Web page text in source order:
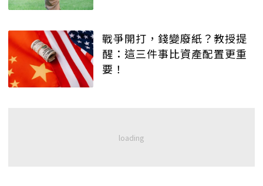
戰爭開打，錢變廢紙？教授提
醒：這三件事比資產配置更重
要！